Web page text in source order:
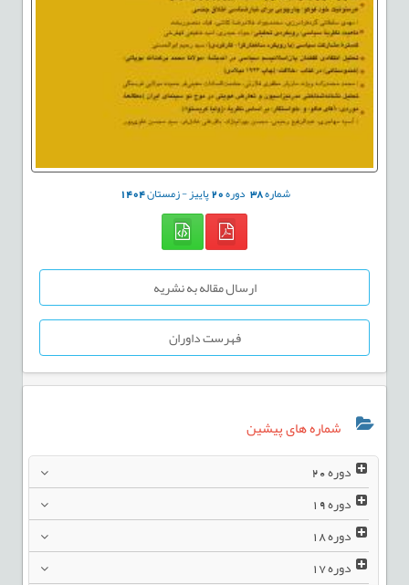
شماره38 دوره20پاییز - زمستان1404
ارسال مقاله به نشریه
فهرست داوران
شماره های پیشین
دوره20
دوره19
دوره18
دوره17